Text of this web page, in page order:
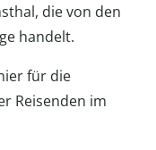
die von den
handelt.
für die
Reisenden im